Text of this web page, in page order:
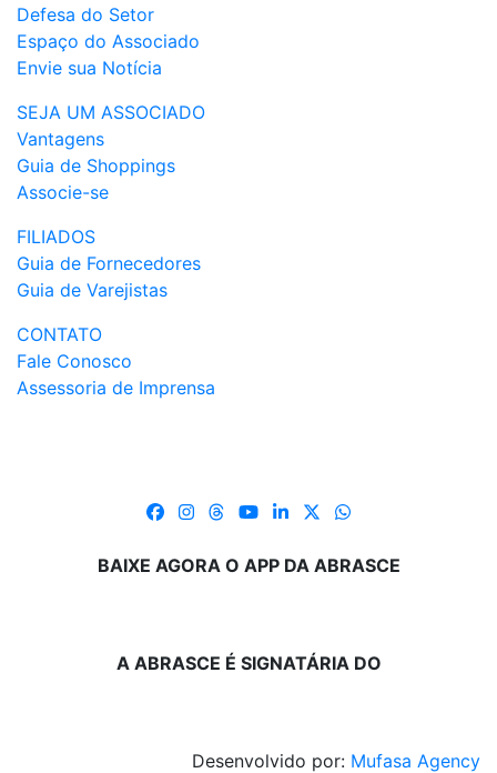
Defesa do Setor
Espaço do Associado
Envie sua Notícia
SEJA UM ASSOCIADO
Vantagens
Guia de Shoppings
Associe-se
FILIADOS
Guia de Fornecedores
Guia de Varejistas
CONTATO
Fale Conosco
Assessoria de Imprensa
BAIXE AGORA O APP DA ABRASCE
A ABRASCE É SIGNATÁRIA DO
Desenvolvido por: Mufasa Agency